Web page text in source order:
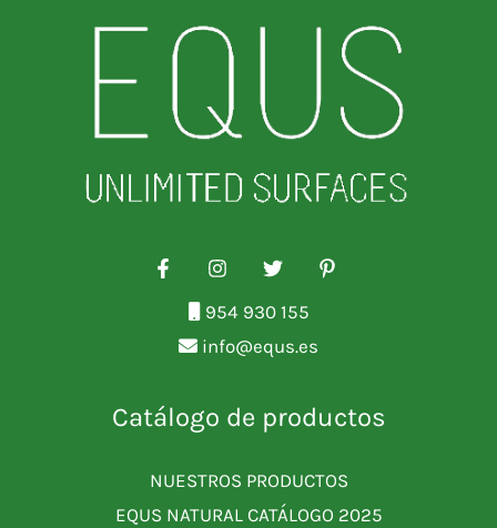
954 930 155
info@equs.es
Catálogo de productos
NUESTROS PRODUCTOS
EQUS NATURAL CATÁLOGO 2025